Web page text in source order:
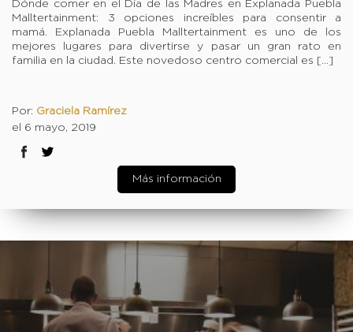
Dónde comer en el Día de las Madres en Explanada Puebla
Malltertainment: 3 opciones increíbles para consentir a
mamá. Explanada Puebla Malltertainment es uno de los
mejores lugares para divertirse y pasar un gran rato en
familia en la ciudad. Este novedoso centro comercial es […]
Por: Graciela Ramírez
el 6 mayo, 2019
Más información